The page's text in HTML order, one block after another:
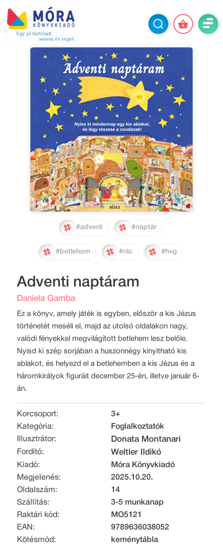
#advent #naptár
#betlehem #nlc #hvg
Adventi naptáram
Daniela Gamba
Ez a könyv, amely játék is egyben, először a kis Jézus
történetét meséli el, majd az utolsó oldalakon nagy,
valódi fényekkel megvilágított betlehem lesz belőle.
Nyisd ki szép sorjában a huszonnégy kinyitható kis
ablakot, és helyezd el a betlehemben a kis Jézus és a
háromkirályok figuráit december 25-én, illetve január 6-
án.
Korcsoport:
3+
Kategória:
Foglalkoztatók
Illusztrátor:
Donata Montanari
Fordító: Weltler Ildikó
Kiadó:
Móra Könyvkiadó
Megjelenés:
2025.10.20.
Oldalszám:
14
Szállítás:
3-5 munkanap
Raktári kód:
MO5121
EAN:
9789636038052
Kötésmód:
keménytábla